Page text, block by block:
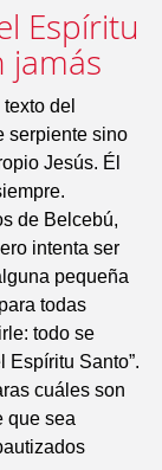
Espíritu
jamás
del
serpiente sino
Jesús. Él
de Belcebú,
intenta ser
pequeña
todas
todo se
Espíritu Santo”.
cuáles son
que sea